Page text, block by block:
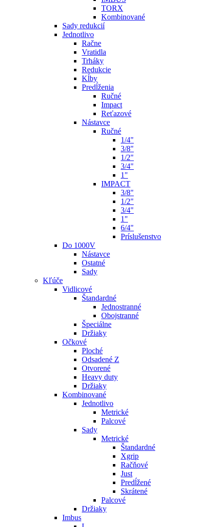
TORX
Kombinované
Sady redukcií
Jednotlivo
Račne
Vratidla
Trháky
Redukcie
Kĺby
Predĺženia
Ručné
Impact
Reťazové
Nástavce
Ručné
1/4"
3/8"
1/2"
3/4"
1"
IMPACT
3/8"
1/2"
3/4"
1"
6/4"
Príslušenstvo
Do 1000V
Nástavce
Ostatné
Sady
Kľúče
Vidlicové
Štandardné
Jednostranné
Obojstranné
Špeciálne
Držiaky
Očkové
Ploché
Odsadené Z
Otvorené
Heavy duty
Držiaky
Kombinované
Jednotlivo
Metrické
Palcové
Sady
Metrické
Štandardné
Xgrip
Račňové
Just
Predĺžené
Skrátené
Palcové
Držiaky
Imbus